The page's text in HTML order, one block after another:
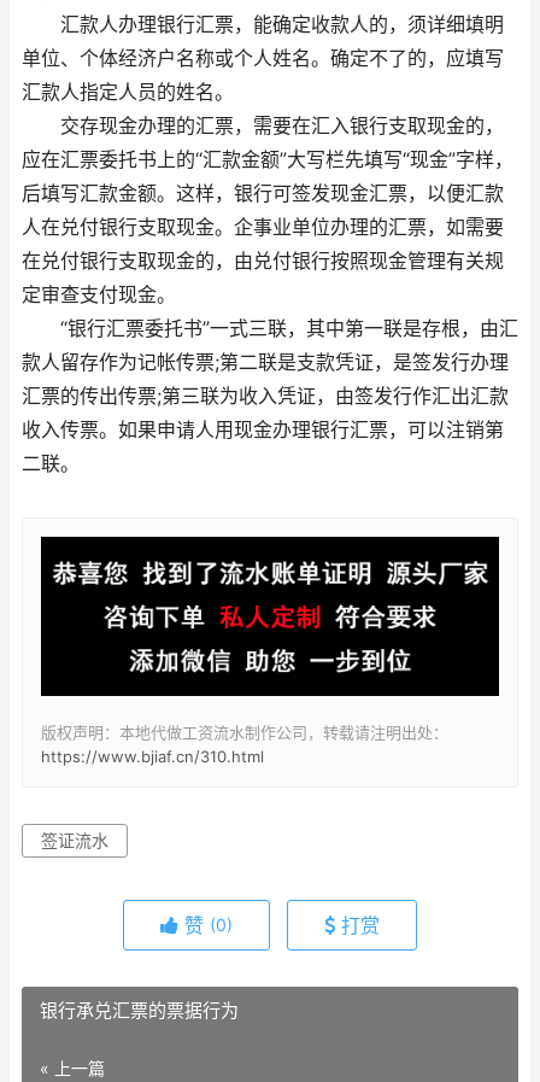
汇款人办理银行汇票，能确定收款人的，须详细填明
单位、个体经济户名称或个人姓名。确定不了的，应填写
汇款人指定人员的姓名。
交存现金办理的汇票，需要在汇入银行支取现金的，
应在汇票委托书上的“汇款金额”大写栏先填写“现金”字样，
后填写汇款金额。这样，银行可签发现金汇票，以便汇款
人在兑付银行支取现金。企事业单位办理的汇票，如需要
在兑付银行支取现金的，由兑付银行按照现金管理有关规
定审查支付现金。
“银行汇票委托书”一式三联，其中第一联是存根，由汇
款人留存作为记帐传票;第二联是支款凭证，是签发行办理
汇票的传出传票;第三联为收入凭证，由签发行作汇出汇款
收入传票。如果申请人用现金办理银行汇票，可以注销第
二联。
版权声明：本地代做工资流水制作公司，转载请注明出处：
https://www.bjiaf.cn/310.html
签证流水
赞 (0) 打赏
银行承兑汇票的票据行为
« 上一篇